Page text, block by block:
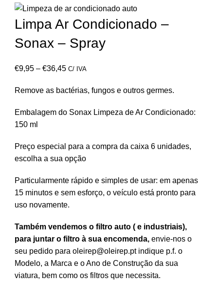
Limpa Ar Condicionado –
Sonax – Spray
€9,95 – €36,45 C/ IVA
Remove as bactérias, fungos e outros germes.
Embalagem do Sonax Limpeza de Ar Condicionado:
150 ml
Preço especial para a compra da caixa 6 unidades,
escolha a sua opção
Particularmente rápido e simples de usar: em apenas
15 minutos e sem esforço, o veículo está pronto para
uso novamente.
Também vendemos o filtro auto ( e industriais),
para juntar o filtro à sua encomenda, envie-nos o
seu pedido para oleirep@oleirep.ptindique p.f. o
Modelo, a Marca e o Ano de Construção da sua
viatura, bem como os filtros que necessita.